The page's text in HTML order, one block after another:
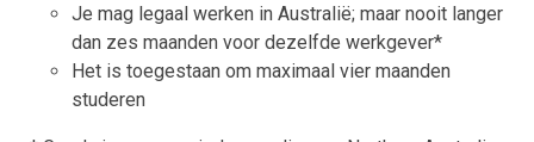
Je mag legaal werken in Australië; maar nooit langer
dan zes maanden voor dezelfde werkgever*
Het is toegestaan om maximaal vier maanden
studeren